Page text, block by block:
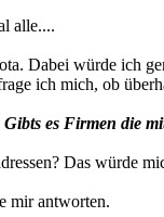
alle....
Dabei würde ich
ich mich, ob
es Firmen die
Das würde
mir antworten.